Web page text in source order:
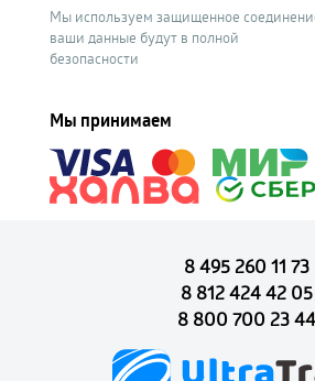
Мы используем защищенное
ваши данные будут в полной
безопасности
Мы принимаем
8 495 260 11 73
8 812 424 42 05
8 800 700 23 44